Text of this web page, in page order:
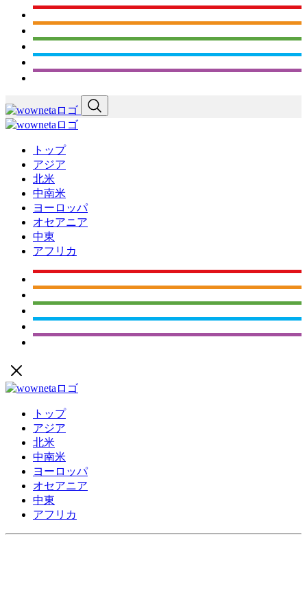
トップ
アジア
北米
中南米
ヨーロッパ
オセアニア
中東
アフリカ
トップ
アジア
北米
中南米
ヨーロッパ
オセアニア
中東
アフリカ